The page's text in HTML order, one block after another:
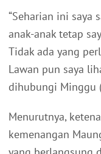
“Seharian ini saya
anak-anak tetap
Tidak ada yang
Lawan pun saya
dihubungi Minggu
Menurutnya,
kemenangan